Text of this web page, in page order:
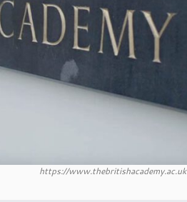
https://www.thebritishacademy.ac.uk